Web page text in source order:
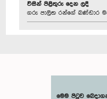
විසින් පිළිතුරු දෙන ලදී
ගරු පාලිත රන්ගේ බණ්ඩාර
මෙම පිටුව